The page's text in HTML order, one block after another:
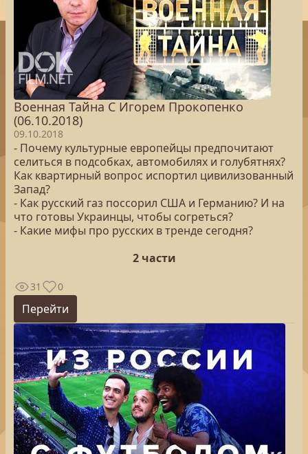
Военная Тайна С Игорем Прокопенко
(06.10.2018)
09.10.2018
- Почему культурные европейцы предпочитают
селиться в подсобках, автомобилях и голубятнях?
Как квартирный вопрос испортил цивилизованный
Запад?
- Как русский газ поссорил США и Германию? И на
что готовы Украинцы, чтобы согреться?
- Какие мифы про русских в тренде сегодня?
2 части
31 0
Перейти